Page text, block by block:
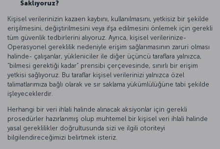
Saklıyoruz?
Kişisel verilerinizin kazaen kaybını, kullanılmasını, yetkisiz bir şekilde
erişilmesini, değiştirilmesini veya ifşa edilmesini önlemek için gerekli
tüm güvenlik tedbirlerini alıyoruz. Ayrıca, kişisel verilerinize-
Operasyonel gereklilik nedeniyle erişim sağlanmasının zaruri olması
halinde- çalışanlar, yükleniciler ile diğer üçüncü taraflara yalnızca,
“bilmesi gerektiği kadar” prensibi çerçevesinde, sınırlı bir erişim
yetkisi sağlıyoruz. Bu taraflar kişisel verilerinizi yalnızca özel
talimatlarımıza bağlı olarak ve sır saklama yükümlülüğüne tabi şekilde
işleyeceklerdir.
Herhangi bir veri ihlali halinde alınacak aksiyonlar için gerekli
prosedürler hazırlanmış olup muhtemel bir kişisel veri ihlali halinde
yasal gereklilikler doğrultusunda sizi ve ilgili otoriteyi
bilgilendireceğimizi belirtmek isteriz.